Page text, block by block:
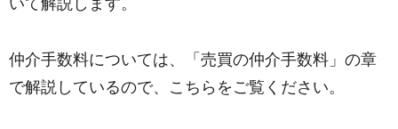
いて解説します。
仲介手数料については、「売買の仲介手数料」の章
で解説しているので、こちらをご覧ください。